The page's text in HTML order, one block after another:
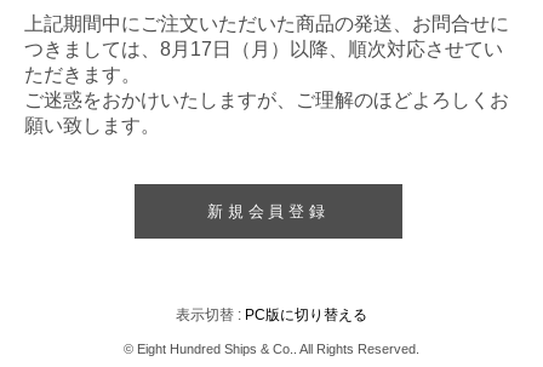
上記期間中にご注文いただいた商品の発送、お問合せに
つきましては、8月17日（月）以降、順次対応させてい
ただきます。
ご迷惑をおかけいたしますが、ご理解のほどよろしくお
願い致します。
新規会員登録
表示切替 : PC版に切り替える
© Eight Hundred Ships & Co.. All Rights Reserved.